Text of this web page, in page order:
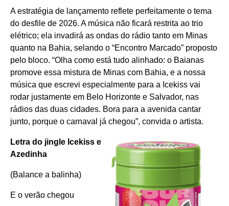
A estratégia de lançamento reflete perfeitamente o tema
do desfile de 2026. A música não ficará restrita ao trio
elétrico; ela invadirá as ondas do rádio tanto em Minas
quanto na Bahia, selando o “Encontro Marcado” proposto
pelo bloco. “Olha como está tudo alinhado: o Baianas
promove essa mistura de Minas com Bahia, e a nossa
música que escrevi especialmente para a Icekiss vai
rodar justamente em Belo Horizonte e Salvador, nas
rádios das duas cidades. Bora para a avenida cantar
junto, porque o carnaval já chegou”, convida o artista.
Letra do jingle Icekiss e
Azedinha
(Balance a balinha)
E o verão chegou